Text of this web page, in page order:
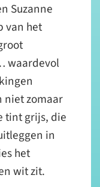
Suzanne
van het
waardevol
niet zomaar
tint grijs, die
in
het
wit zit.